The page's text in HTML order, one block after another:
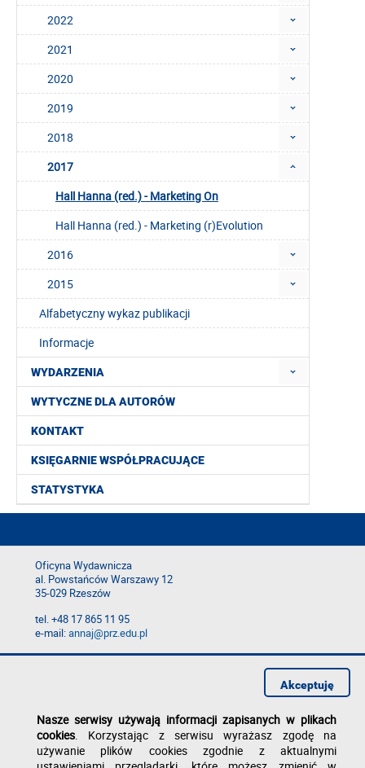
2022
2021
2020
2019
2018
2017
Hall Hanna (red.) - Marketing On
Hall Hanna (red.) - Marketing (r)Evolution
2016
2015
Alfabetyczny wykaz publikacji
Informacje
WYDARZENIA
WYTYCZNE DLA AUTORÓW
KONTAKT
KSIĘGARNIE WSPÓŁPRACUJĄCE
STATYSTYKA
Oficyna Wydawnicza
al. Powstańców Warszawy 12
35-029 Rzeszów
tel. +48 17 865 11 95
e-mail:annaj@prz.edu.pl
Deklaracja dostępności
Nasze serwisy używają informacji zapisanych w plikach
cookies. Korzystając z serwisu wyrażasz zgodę na
używanie plików cookies zgodnie z aktualnymi
Akceptuję